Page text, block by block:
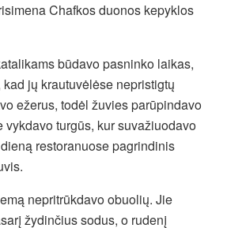
Chafkos duonos kepyklos
būdavo pasninko laikas,
jų krautuvėlėse nepristigtų
ežerus, todėl žuvies parūpindavo
vykdavo turgūs, kur suvažiuodavo
restoranuose pagrindinis
nepritrūkdavo obuolių. Jie
žydinčius sodus, o rudenį